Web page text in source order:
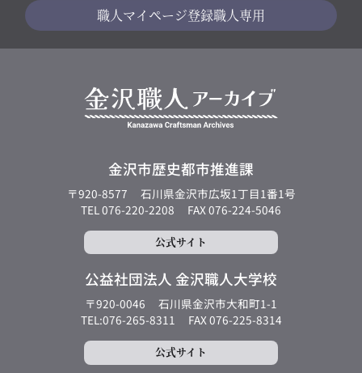
職人マイページ登録職人専用
金沢市歴史都市推進課
〒920-8577
石川県金沢市広坂1丁目1番1号
TEL 076-220-2208
FAX 076-224-5046
公式サイト
公益社団法人 金沢職人大学校
〒920-0046
石川県金沢市大和町1-1
TEL:076-265-8311
FAX 076-225-8314
公式サイト